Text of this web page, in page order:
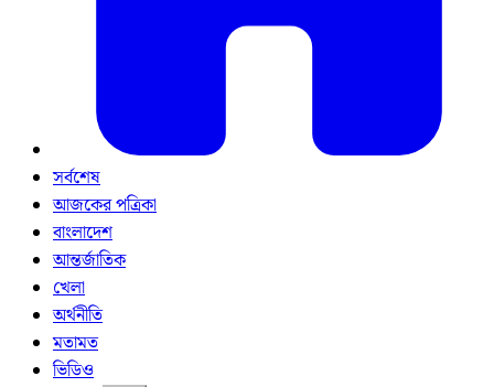
সর্বশেষ
আজকের পত্রিকা
বাংলাদেশ
আন্তর্জাতিক
খেলা
অর্থনীতি
মতামত
ভিডিও